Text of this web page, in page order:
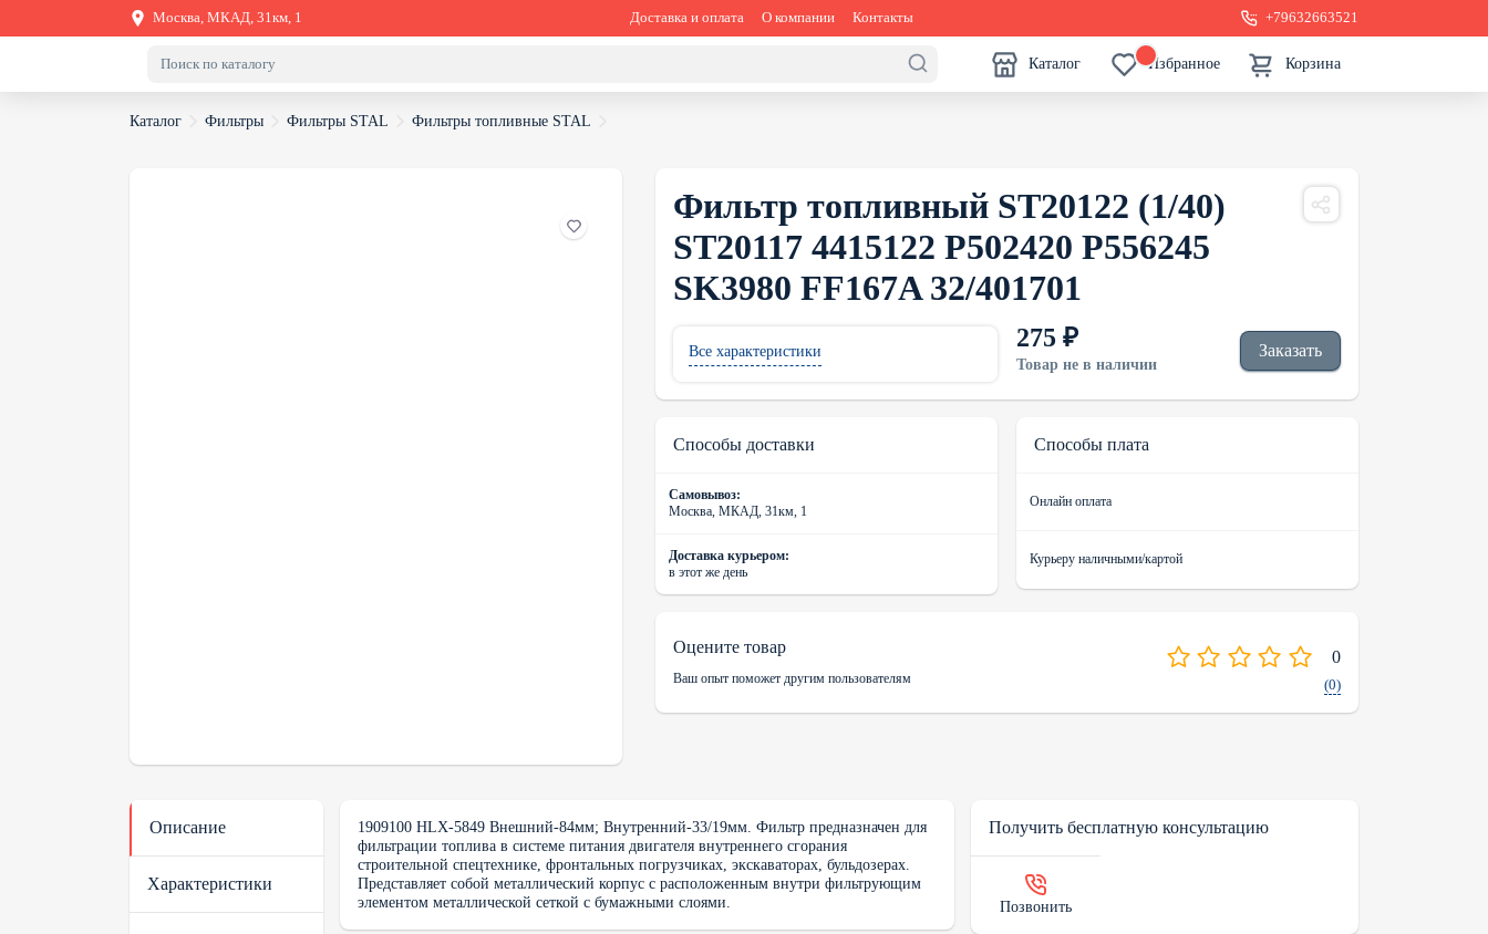
Москва, МКАД, 31км, 1 Доставка и оплата О компании Контакты +79632663521
Каталог Избранное Корзина
Каталог Фильтры Фильтры STAL Фильтры топливные STAL
Фильтр топливный ST20122 (1/40)
ST20117 4415122 P502420 P556245
SK3980 FF167A 32/401701
Все характеристики 275 ₽
Товар не в наличии
Заказать
Способы доставки
Самовывоз:
Москва, МКАД, 31км, 1
Доставка курьером:
в этот же день
Способы плата
Онлайн оплата
Курьеру наличными/картой
Оцените товар
Ваш опыт поможет другим пользователям
0
(0)
Описание
Характеристики
1909100 HLX-5849 Внешний-84мм; Внутренний-33/19мм. Фильтр предназначен для
фильтрации топлива в системе питания двигателя внутреннего сгорания
строительной спецтехнике, фронтальных погрузчиках, экскаваторах, бульдозерах.
Представляет собой металлический корпус с расположенным внутри фильтрующим
элементом металлической сеткой с бумажными слоями.
Получить бесплатную консультацию
Позвонить